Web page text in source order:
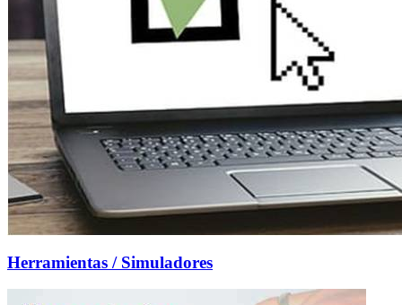
Herramientas / Simuladores